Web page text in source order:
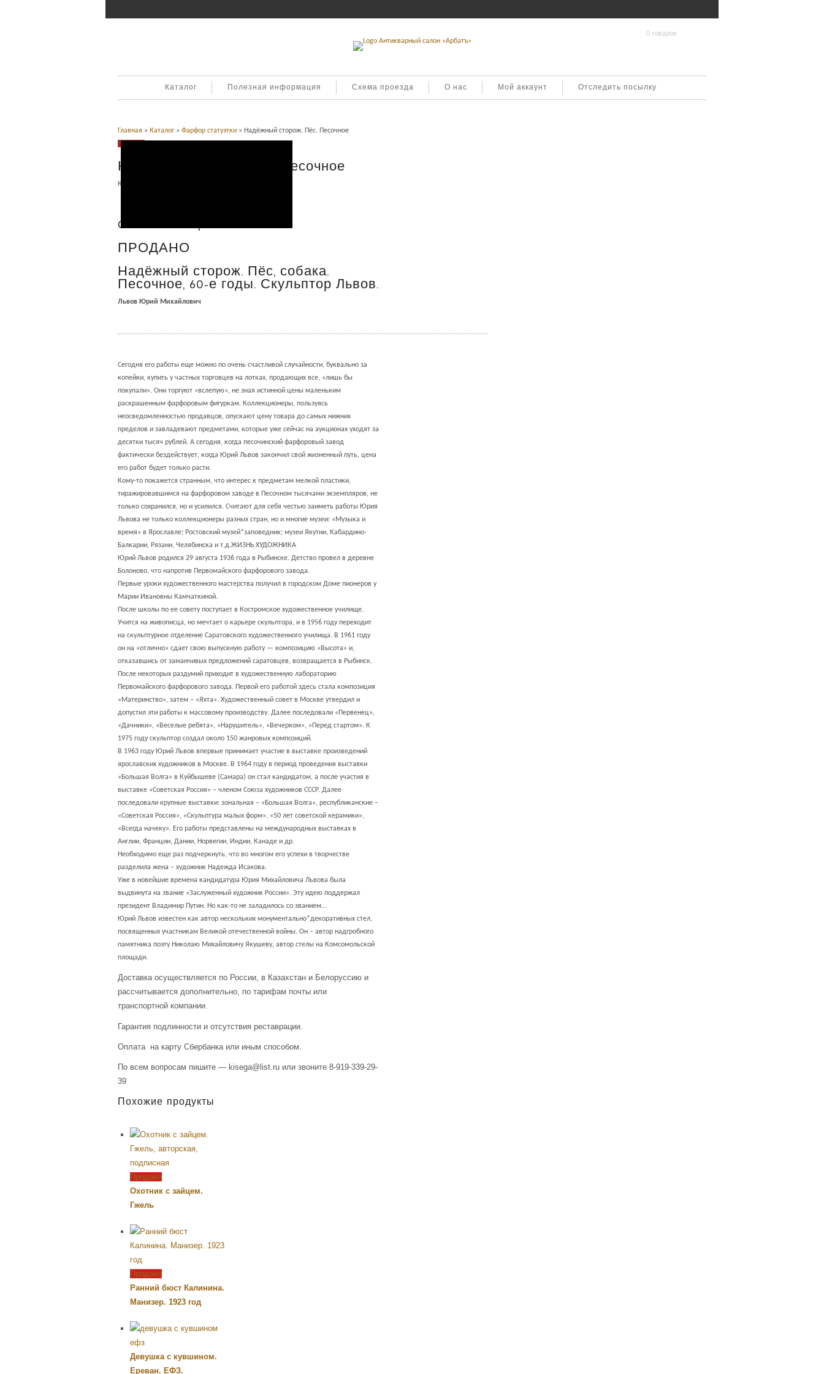
0 товаров
Каталог Полезная информация Схема проезда О нас Мой аккаунт Отследить посылку
Главная » Каталог » Фарфор статуэтки » Надёжный сторож. Пёс. Песочное
Продано
Надёжный сторож. Пёс. Песочное
Категория:
Описание товара
ПРОДАНО
Надёжный сторож. Пёс, собака.
Песочное, 60-е годы. Скульптор Львов.
Львов Юрий Михайлович
Сегодня его работы еще можно по очень счастливой случайности, буквально за
копейки, купить у частных торговцев на лотках, продающих все, «лишь бы
покупали». Они торгуют «вслепую», не зная истинной цены маленьким
раскрашенным фарфоровым фигуркам. Коллекционеры, пользуясь
неосведомленностью продавцов, опускают цену товара до самых нижних
пределов и завладевают предметами, которые уже сейчас на аукционах уходят за
десятки тысяч рублей. А сегодня, когда песочинский фарфоровый завод
фактически бездействует, когда Юрий Львов закончил свой жизненный путь, цена
его работ будет только расти.
Кому-то покажется странным, что интерес к предметам мелкой пластики,
тиражировавшимся на фарфоровом заводе в Песочном тысячами экземпляров, не
только сохранился, но и усилился. Считают для себя честью заиметь работы Юрия
Львова не только коллекционеры разных стран, но и многие музеи: «Музыка и
время» в Ярославле; Ростовский музей*заповедник; музеи Якутии, Кабардино-
Балкарии, Рязани, Челябинска и т.д.ЖИЗНЬ ХУДОЖНИКА
Юрий Львов родился 29 августа 1936 года в Рыбинске. Детство провел в деревне
Болоново, что напротив Первомайского фарфорового завода.
Первые уроки художественного мастерства получил в городском Доме пионеров у
Марии Ивановны Камчаткиной.
После школы по ее совету поступает в Костромское художественное училище.
Учится на живописца, но мечтает о карьере скульптора, и в 1956 году переходит
на скульптурное отделение Саратовского художественного училища. В 1961 году
он на «отлично» сдает свою выпускную работу — композицию «Высота» и,
отказавшись от заманчивых предложений саратовцев, возвращается в Рыбинск.
После некоторых раздумий приходит в художественную лабораторию
Первомайского фарфорового завода. Первой его работой здесь стала композиция
«Материнство», затем – «Яхта». Художественный совет в Москве утвердил и
допустил эти работы к массовому производству. Далее последовали «Первенец»,
«Дачники», «Веселые ребята», «Нарушитель», «Вечерком», «Перед стартом». К
1975 году скульптор создал около 150 жанровых композиций.
В 1963 году Юрий Львов впервые принимает участие в выставке произведений
ярославских художников в Москве. В 1964 году в период проведения выставки
«Большая Волга» в Куйбышеве (Самара) он стал кандидатом, а после участия в
выставке «Советская Россия» – членом Союза художников СССР. Далее
последовали крупные выставки: зональная – «Большая Волга», республиканские –
«Советская Россия», «Скульптура малых форм», «50 лет советской керамики»,
«Всегда начеку». Его работы представлены на международных выставках в
Англии, Франции, Дании, Норвегии, Индии, Канаде и др.
Необходимо еще раз подчеркнуть, что во многом его успехи в творчестве
разделила жена – художник Надежда Исакова.
Уже в новейшие времена кандидатура Юрия Михайловича Львова была
выдвинута на звание «Заслуженный художник России». Эту идею поддержал
президент Владимир Путин. Но как-то не заладилось со званием…
Юрий Львов известен как автор нескольких монументально*декоративных стел,
посвященных участникам Великой отечественной войны. Он – автор надгробного
памятника поэту Николаю Михайловичу Якушеву, автор стелы на Комсомольской
площади.
Доставка осуществляется по России, в Казахстан и Белоруссию и
рассчитывается дополнительно, по тарифам почты или
транспортной компании.
Гарантия подлинности и отсутствия реставрации.
Оплата на карту Сбербанка или иным способом.
По всем вопросам пишите — kisega@list.ru или звоните 8-919-339-29-
39
Похожие продукты
Продано
Охотник с зайцем.
Гжель
Продано
Ранний бюст Калинина.
Манизер. 1923 год
Девушка с кувшином.
Ереван. ЕФЗ.